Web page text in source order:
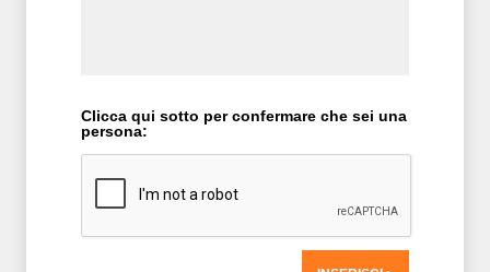
Clicca qui sotto per confermare che sei una
persona: